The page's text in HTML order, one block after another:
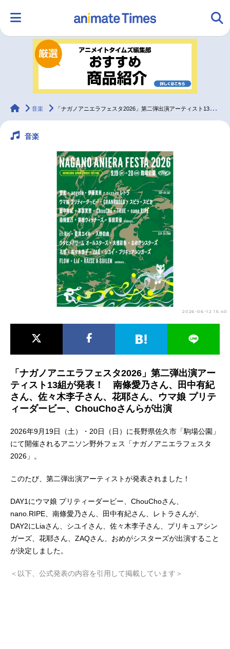
ランキング アニメ
ラジオ
配信・Vtuber トレンド
アニメ記事一覧 声優記事一覧
アニメ映画一覧 実写化映画一覧
今期アニメ曜日別一覧
夏アニメ
男性声優/女性声優一覧
animateTimes
音楽 「ナガノアニエラフェスタ2026」第二弾出演アーティスト13組発表
音楽
2026-06-12 15:40
「ナガノアニエラフェスタ2026」第二弾出演アー
ティスト13組が発表！ 南條愛乃さん、田中有紀
さん、佐々木李子さん、花耶さん、ウマ娘 プリテ
ィーダービー、ChouChoさんらが出演
2026年9月19日（土）・20日（日）に長野県佐久市「駒場公園」
にて開催されるアニソン野外フェス「ナガノアニエラフェスタ
2026」。
このたび、第二弾出演アーティストが発表されました！
DAY1にウマ娘 プリティーダービー、ChouChoさん、
nano.RIPE、南條愛乃さん、田中有紀さん、レトラさんが、
DAY2にLiaさん、シユイさん、佐々木李子さん、プリキュアシン
ガーズ、花耶さん、ZAQさん、おめがシスターズが出演すること
が決定しました。
＜以下、公式発表の内容を引用して掲載しています＞